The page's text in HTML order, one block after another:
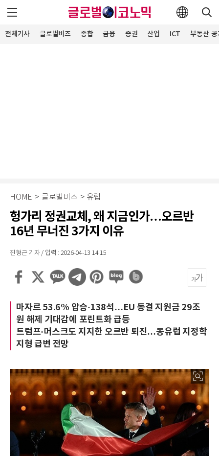
전체기사 글로벌비즈 종합 금융 증권 산업 ICT 부동산·
HOME > 글로벌비즈 > 유럽
헝가리 정권교체, 왜 지금인가…오르반
16년 무너진 3가지 이유
진형근 기자 / 입력 : 2026-04-13 14:15
마자르 53.6% 압승·138석…EU 동결 지원금 29조
원 해제 기대감에 포린트화 급등
트럼프·머스크도 지지한 오르반 퇴진…동유럽 지정학
지형 급변 전망